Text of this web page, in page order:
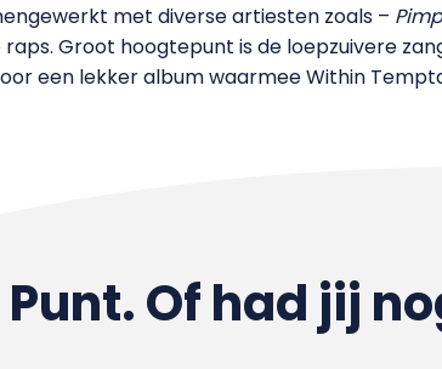
met diverse artiesten zoals –
Groot hoogtepunt is de loepzuivere
een lekker album waarmee Within
Punt. Of had jij